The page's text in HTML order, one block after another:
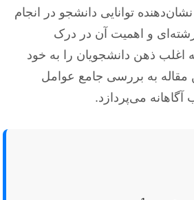
توانایی دانشجو در انجام
و اهمیت آن در درک
ذهن دانشجویان را به خود
مقاله به بررسی جامع عوامل
آگاهانه می‌پردازد.